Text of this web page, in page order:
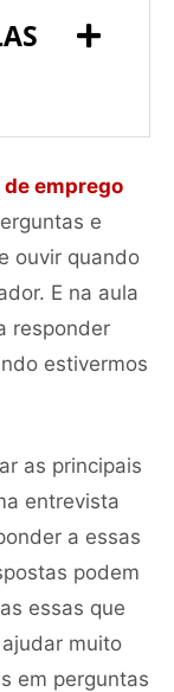
emprego
e
ouvir quando
E na aula
responder
estivermos
as principais
entrevista
a essas
podem
essas que
muito
em perguntas